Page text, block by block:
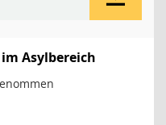
Asylbereich